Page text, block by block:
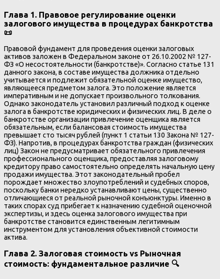
Глава 1. Правовое регулирование оценки
залогового имущества в процедурах банкротства
📜
Правовой фундамент для проведения оценки залоговых
активов заложен в Федеральном законе от 26.10.2002 № 127-
ФЗ «О несостоятельности (банкротстве)». Согласно статье 131
данного закона, в составе имущества должника отдельно
учитывается и подлежит обязательной оценке имущество,
являющееся предметом залога. Это положение является
императивным и не допускает произвольного толкования.
Однако законодатель установил различный подход к оценке
залога в банкротстве юридических и физических лиц. В деле о
банкротстве организации привлечение оценщика является
обязательным, если балансовая стоимость имущества
превышает сто тысяч рублей (пункт 1 статьи 130 Закона № 127-
ФЗ). Напротив, в процедурах банкротства граждан (физических
лиц) Закон не предусматривает обязательного привлечения
профессионального оценщика, предоставляя залоговому
кредитору право самостоятельно определять начальную цену
продажи имущества. Этот законодательный пробел
порождает множество злоупотреблений и судебных споров,
поскольку банки нередко устанавливают цены, существенно
отличающиеся от реальной рыночной конъюнктуры. Именно в
таких спорах суд прибегает к назначению судебной оценочной
экспертизы, и здесь оценка залогового имущества при
банкротстве становится единственным легитимным
инструментом для установления объективной стоимости
актива.
Глава 2. Залоговая стоимость vs Рыночная
стоимость: фундаментальное различие 🔍